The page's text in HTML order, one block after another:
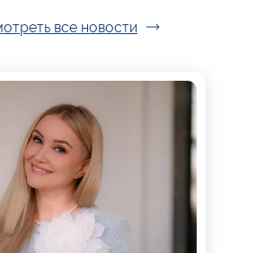
все новости